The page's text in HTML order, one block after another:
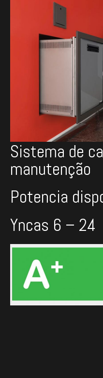
Sistema de
manutenção
Potencia
Yncas 6 – 24